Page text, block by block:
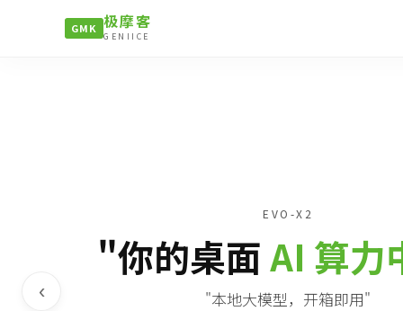
GMK 极摩客
GENIICE
EVO-X2
"你的桌面AI 算力
"本地大模型，开箱即用"
‹